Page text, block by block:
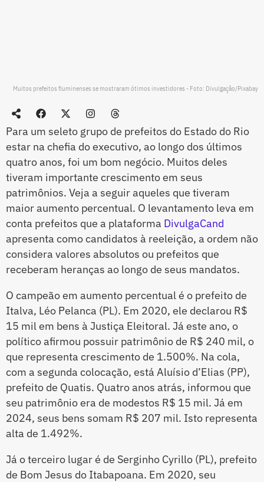
Muitos prefeitos fluminenses se mostraram ótimos investidores - Foto: Divulgação/Pixabay
Para um seleto grupo de prefeitos do Estado do Rio
estar na chefia do executivo, ao longo dos últimos
quatro anos, foi um bom negócio. Muitos deles
tiveram importante crescimento em seus
patrimônios. Veja a seguir aqueles que tiveram
maior aumento percentual. O levantamento leva em
conta prefeitos que a plataforma DivulgaCand
apresenta como candidatos à reeleição, a ordem não
considera valores absolutos ou prefeitos que
receberam heranças ao longo de seus mandatos.
O campeão em aumento percentual é o prefeito de
Italva, Léo Pelanca (PL). Em 2020, ele declarou R$
15 mil em bens à Justiça Eleitoral. Já este ano, o
político afirmou possuir patrimônio de R$ 240 mil, o
que representa crescimento de 1.500%. Na cola,
com a segunda colocação, está Aluísio d’Elias (PP),
prefeito de Quatis. Quatro anos atrás, informou que
seu patrimônio era de modestos R$ 15 mil. Já em
2024, seus bens somam R$ 207 mil. Isto representa
alta de 1.492%.
Já o terceiro lugar é de Serginho Cyrillo (PL), prefeito
de Bom Jesus do Itabapoana. Em 2020, seu